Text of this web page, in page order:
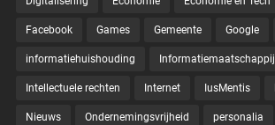
Facebook Games Gemeente Google
informatiehuishouding Informatiemaatschappij
Intellectuele rechten Internet IusMentis
Nieuws Ondernemingsvrijheid personalia